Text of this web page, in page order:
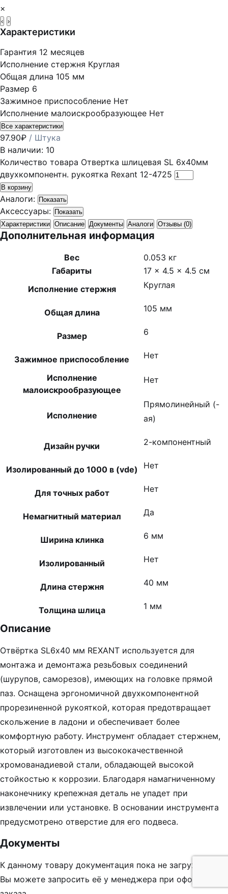
×
‹ ›
Характеристики
Гарантия 12 месяцев
Исполнение стержня Круглая
Общая длина 105 мм
Размер 6
Зажимное приспособление Нет
Исполнение малоискрообразующее Нет
Все характеристики
97.90₽ / Штука
В наличии: 10
Количество товара Отвертка шлицевая SL 6х40мм
двухкомпонентн. рукоятка Rexant 12-4725
В корзину
Аналоги: Показать
Аксессуары: Показать
Характеристики Описание Документы Аналоги Отзывы (0)
Дополнительная информация
Вес
0.053 кг
Габариты
17 × 4.5 × 4.5 см
Исполнение стержня
Круглая
Общая длина 105 мм
Размер 6
Зажимное приспособление Нет
Исполнение
малоискрообразующее
Нет
Исполнение
Прямолинейный (-
ая)
Дизайн ручки 2-компонентный
Изолированный до 1000 в (vde) Нет
Для точных работ Нет
Немагнитный материал Да
Ширина клинка 6 мм
Изолированный Нет
Длина стержня 40 мм
Толщина шлица 1 мм
Описание
Отвёртка SL6х40 мм REXANT используется для
монтажа и демонтажа резьбовых соединений
(шурупов, саморезов), имеющих на головке прямой
паз. Оснащена эргономичной двухкомпонентной
прорезиненной рукояткой, которая предотвращает
скольжение в ладони и обеспечивает более
комфортную работу. Инструмент обладает стержнем,
который изготовлен из высококачественной
хромованадиевой стали, обладающей высокой
стойкостью к коррозии. Благодаря намагниченному
наконечнику крепежная деталь не упадет при
извлечении или установке. В основании инструмента
предусмотрено отверстие для его подвеса.
Документы
К данному товару документация пока не загружена.
Вы можете запросить её у менеджера при оформлении